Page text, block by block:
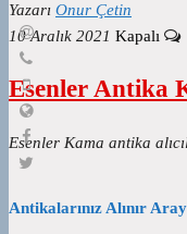
Yazarı Onur Çetin
10 Aralık 2021 Kapalı
Esenler Antika
Esenler Kama antika
Antikalarınız Alınır